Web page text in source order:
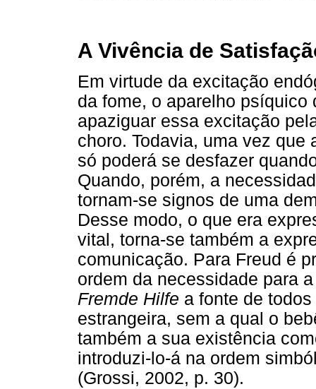
A Vivência de
Em virtude da excitação
da fome, o aparelho psíquico
apaziguar essa excitação
choro. Todavia, uma vez que
só poderá se desfazer
Quando, porém, a
tornam-se signos de uma
Desse modo, o que era
vital, torna-se também a
comunicação. Para Freud é
ordem da necessidade para
Fremde Hilfe a fonte de
estrangeira, sem a qual o
também a sua existência
introduzi-lo-á na ordem
(Grossi, 2002, p. 30).